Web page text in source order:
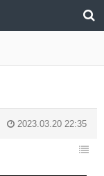
2023.03.20 22:35